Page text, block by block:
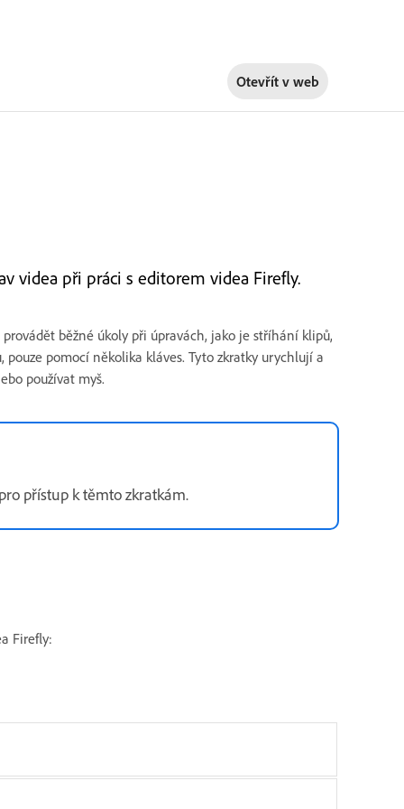
Otevřít v web
videa při práci s editorem videa Firefly.
běžné úkoly při úpravách, jako je stříhání klipů,
pomocí několika kláves. Tyto zkratky urychlují a
používat myš.
pro přístup k těmto zkratkám.
Firefly: